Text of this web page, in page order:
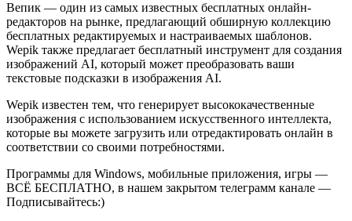
Вепик — один из самых известных бесплатных онлайн-
редакторов на рынке, предлагающий обширную коллекцию
бесплатных редактируемых и настраиваемых шаблонов.
Wepik также предлагает бесплатный инструмент для создания
изображений AI, который может преобразовать ваши
текстовые подсказки в изображения AI.
Wepik известен тем, что генерирует высококачественные
изображения с использованием искусственного интеллекта,
которые вы можете загрузить или отредактировать онлайн в
соответствии со своими потребностями.
Программы для Windows, мобильные приложения, игры —
ВСЁ БЕСПЛАТНО, в нашем закрытом телеграмм канале —
Подписывайтесь:)